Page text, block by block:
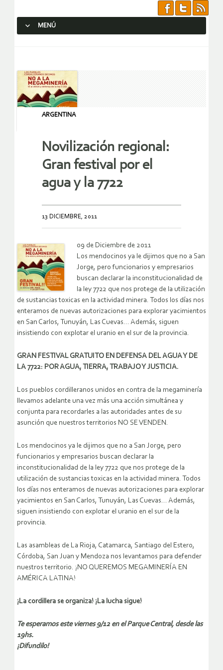
MENÚ
ARGENTINA
Novilización regional:
Gran festival por el
agua y la 7722
13 DICIEMBRE, 2011
09 de Diciembre de 2011
Los mendocinos ya le dijimos que no a San
Jorge, pero funcionarios y empresarios
buscan declarar la inconstitucionalidad de
la ley 7722 que nos protege de la utilización
de sustancias toxicas en la actividad minera. Todos los días nos
enteramos de nuevas autorizaciones para explorar yacimientos
en San Carlos, Tunuyán, Las Cuevas… Además, siguen
insistiendo con explotar el uranio en el sur de la provincia.
GRAN FESTIVAL GRATUITO EN DEFENSA DEL AGUA Y DE
LA 7722: POR AGUA, TIERRA, TRABAJO Y JUSTICIA.
Los pueblos cordilleranos unidos en contra de la megaminería
llevamos adelante una vez más una acción simultánea y
conjunta para recordarles a las autoridades antes de su
asunción que nuestros territorios NO SE VENDEN.
Los mendocinos ya le dijimos que no a San Jorge, pero
funcionarios y empresarios buscan declarar la
inconstitucionalidad de la ley 7722 que nos protege de la
utilización de sustancias toxicas en la actividad minera. Todos
los días nos enteramos de nuevas autorizaciones para explorar
yacimientos en San Carlos, Tunuyán, Las Cuevas… Además,
siguen insistiendo con explotar el uranio en el sur de la
provincia.
Las asambleas de La Rioja, Catamarca, Santiago del Estero,
Córdoba, San Juan y Mendoza nos levantamos para defender
nuestros territorio. ¡NO QUEREMOS MEGAMINERÍA EN
AMÉRICA LATINA!
¡La cordillera se organiza! ¡La lucha sigue!
Te esperamos este viernes 9/12 en el Parque Central, desde las
19hs.
¡Difundilo!